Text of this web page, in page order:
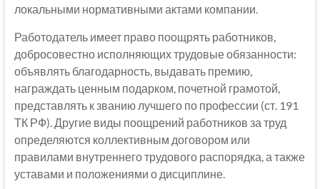
локальными нормативными актами компании.
Работодатель имеет право поощрять работников,
добросовестно исполняющих трудовые обязанности:
объявлять благодарность, выдавать премию,
награждать ценным подарком, почетной грамотой,
представлять к званию лучшего по профессии (ст. 191
ТК РФ). Другие виды поощрений работников за труд
определяются коллективным договором или
правилами внутреннего трудового распорядка, а также
уставами и положениями о дисциплине.